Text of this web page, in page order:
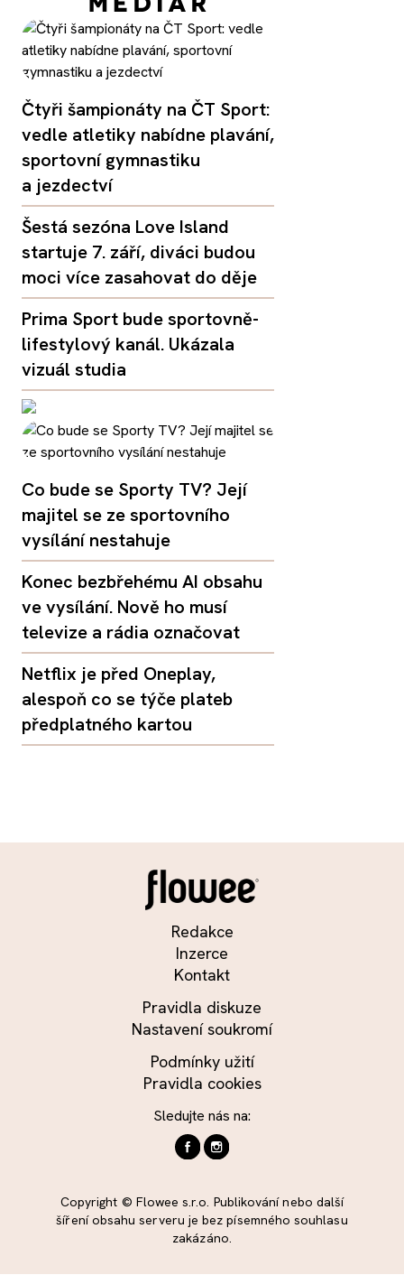
Čtyři šampionáty na ČT Sport:
vedle atletiky nabídne plavání,
sportovní gymnastiku
a jezdectví
Šestá sezóna Love Island
startuje 7. září, diváci budou
moci více zasahovat do děje
Prima Sport bude sportovně-
lifestylový kanál. Ukázala
vizuál studia
Co bude se Sporty TV? Její
majitel se ze sportovního
vysílání nestahuje
Konec bezbřehému AI obsahu
ve vysílání. Nově ho musí
televize a rádia označovat
Netflix je před Oneplay,
alespoň co se týče plateb
předplatného kartou
Redakce
Inzerce
Kontakt
Pravidla diskuze
Nastavení soukromí
Podmínky užití
Pravidla cookies
Sledujte nás na:
Copyright © Flowee s.r.o. Publikování nebo další
šíření obsahu serveru je bez písemného souhlasu
zakázáno.